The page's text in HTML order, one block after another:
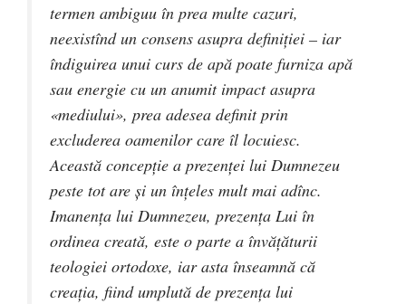
termen ambiguu în prea multe cazuri,
neexistînd un consens asupra definiţiei – iar
îndiguirea unui curs de apă poate furniza apă
sau energie cu un anumit impact asupra
«mediului», prea adesea definit prin
excluderea oamenilor care îl locuiesc.
Această concepţie a prezenţei lui Dumnezeu
peste tot are şi un înţeles mult mai adînc.
Imanenţa lui Dumnezeu, prezenţa Lui în
ordinea creată, este o parte a învăţăturii
teologiei ortodoxe, iar asta înseamnă că
creaţia, fiind umplută de prezenţa lui